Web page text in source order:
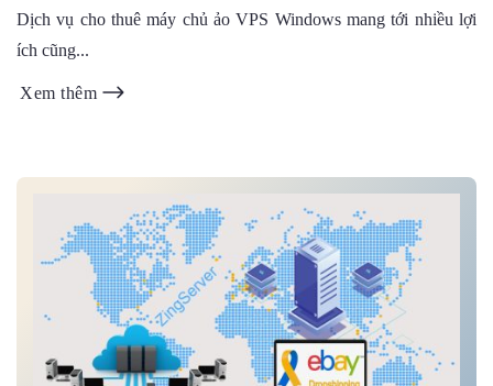
Dịch vụ cho thuê máy chủ ảo VPS Windows mang tới nhiều lợi
ích cũng...
Xem thêm